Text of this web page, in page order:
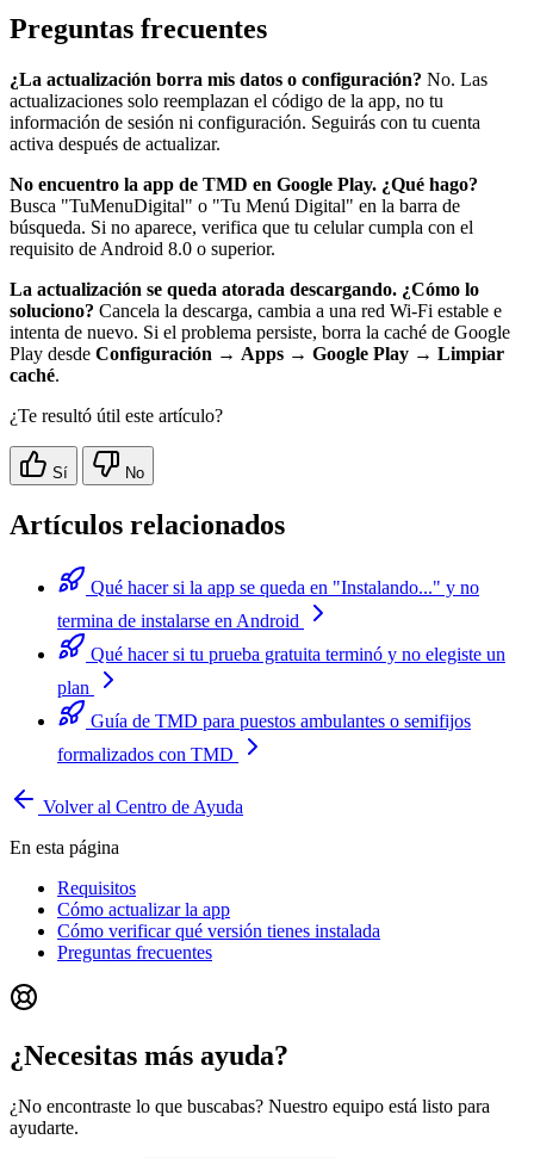
Preguntas frecuentes
¿La actualización borra mis datos o configuración? No. Las
actualizaciones solo reemplazan el código de la app, no tu
información de sesión ni configuración. Seguirás con tu cuenta
activa después de actualizar.
No encuentro la app de TMD en Google Play. ¿Qué hago?
Busca "TuMenuDigital" o "Tu Menú Digital" en la barra de
búsqueda. Si no aparece, verifica que tu celular cumpla con el
requisito de Android 8.0 o superior.
La actualización se queda atorada descargando. ¿Cómo lo
soluciono? Cancela la descarga, cambia a una red Wi-Fi estable e
intenta de nuevo. Si el problema persiste, borra la caché de Google
Play desde Configuración → Apps → Google Play → Limpiar
caché.
¿Te resultó útil este artículo?
Sí No
Artículos relacionados
Qué hacer si la app se queda en "Instalando..." y no
termina de instalarse en Android
Qué hacer si tu prueba gratuita terminó y no elegiste un
plan
Guía de TMD para puestos ambulantes o semifijos
formalizados con TMD
Volver al Centro de Ayuda
En esta página
Requisitos
Cómo actualizar la app
Cómo verificar qué versión tienes instalada
Preguntas frecuentes
¿Necesitas más ayuda?
¿No encontraste lo que buscabas? Nuestro equipo está listo para
ayudarte.